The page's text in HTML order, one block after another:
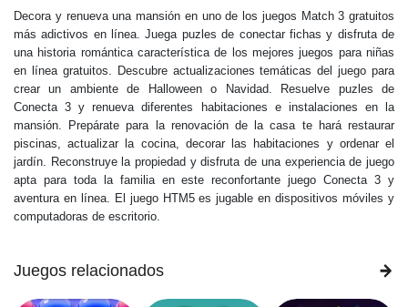
Decora y renueva una mansión en uno de los juegos Match 3 gratuitos
más adictivos en línea. Juega puzles de conectar fichas y disfruta de
una historia romántica característica de los mejores juegos para niñas
en línea gratuitos. Descubre actualizaciones temáticas del juego para
crear un ambiente de Halloween o Navidad. Resuelve puzles de
Conecta 3 y renueva diferentes habitaciones e instalaciones en la
mansión. Prepárate para la renovación de la casa te hará restaurar
piscinas, actualizar la cocina, decorar las habitaciones y ordenar el
jardín. Reconstruye la propiedad y disfruta de una experiencia de juego
apta para toda la familia en este reconfortante juego Conecta 3 y
aventura en línea. El juego HTM5 es jugable en dispositivos móviles y
computadoras de escritorio.
Juegos relacionados